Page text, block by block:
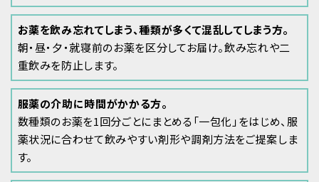
お薬を飲み忘れてしまう、種類が多くて混乱してしまう方。
朝・昼・夕・就寝前のお薬を区分してお届け。飲み忘れや二
重飲みを防止します。
服薬の介助に時間がかかる方。
数種類のお薬を1回分ごとにまとめる「一包化」をはじめ、服
薬状況に合わせて飲みやすい剤形や調剤方法をご提案しま
す。